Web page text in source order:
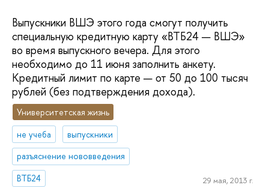
Выпускники ВШЭ этого года смогут получить
специальную кредитную карту «ВТБ24 — ВШЭ»
во время выпускного вечера. Для этого
необходимо до 11 июня заполнить анкету.
Кредитный лимит по карте — от 50 до 100 тысяч
рублей (без подтверждения дохода).
Университетская жизнь
не учеба
выпускники
разъяснение нововведения
ВТБ24
29 мая, 2013 г.